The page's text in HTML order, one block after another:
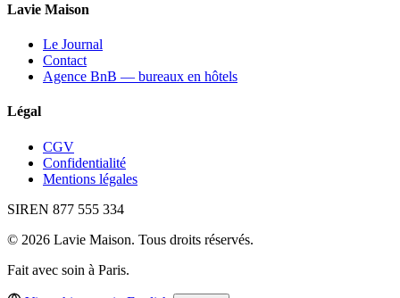
Lavie Maison
Le Journal
Contact
Agence BnB — bureaux en hôtels
Légal
CGV
Confidentialité
Mentions légales
SIREN 877 555 334
© 2026 Lavie Maison. Tous droits réservés.
Fait avec soin à Paris.